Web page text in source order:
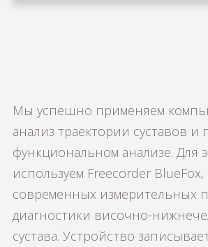
Мы успешно применяем
анализ траектории суставов и
функциональном анализе. Для
используем Freecorder
современных измерительных
диагностики височно-
сустава. Устройство